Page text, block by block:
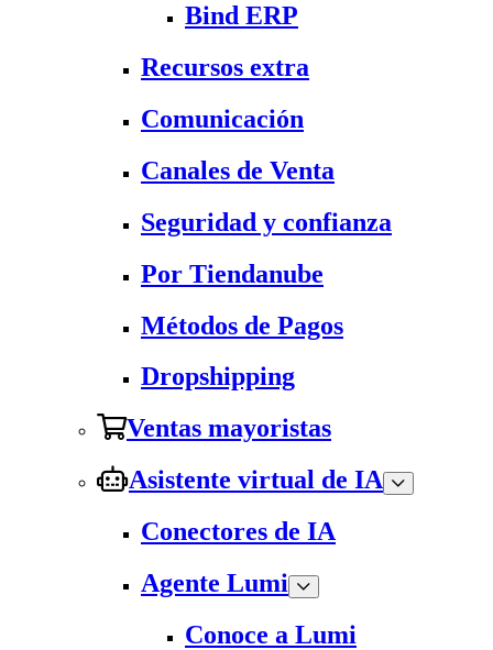
Bind ERP
Recursos extra
Comunicación
Canales de Venta
Seguridad y confianza
Por Tiendanube
Métodos de Pagos
Dropshipping
Ventas mayoristas
Asistente virtual de IA
Conectores de IA
Agente Lumi
Conoce a Lumi